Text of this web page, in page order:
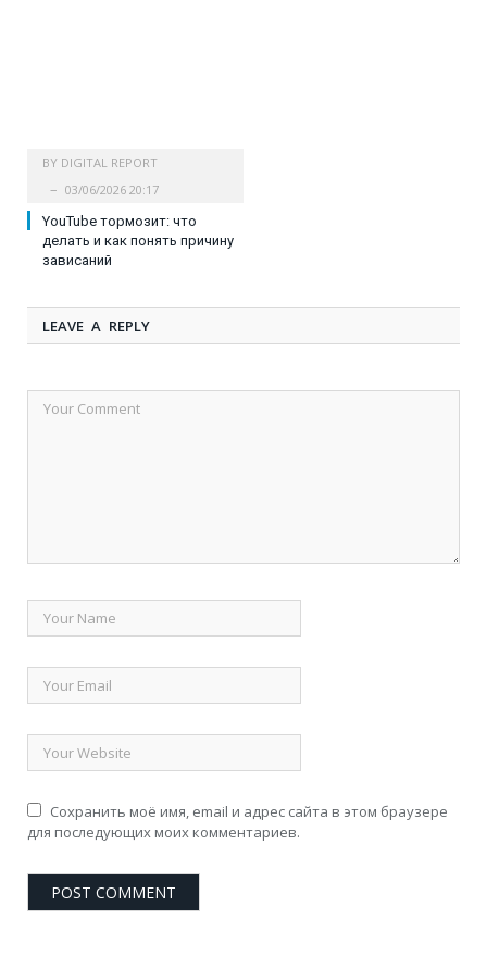
BY DIGITAL REPORT
03/06/2026 20:17
YouTube тормозит: что
делать и как понять причину
зависаний
LEAVE A REPLY
Сохранить моё имя, email и адрес сайта в этом браузере
для последующих моих комментариев.